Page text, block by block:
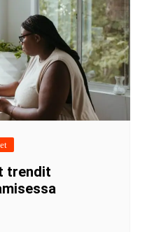
trendit